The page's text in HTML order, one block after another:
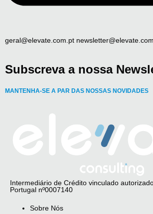
geral@elevate.com.pt
Subscreva a nossa
MANTENHA-SE A PAR DAS NOSSAS NOVIDADES
Intermediário de Crédito vinculado
Portugal nº0007140
Sobre Nós